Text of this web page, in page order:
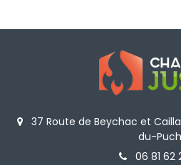
37 Route de Beychac et
du-Puch
06 81 62